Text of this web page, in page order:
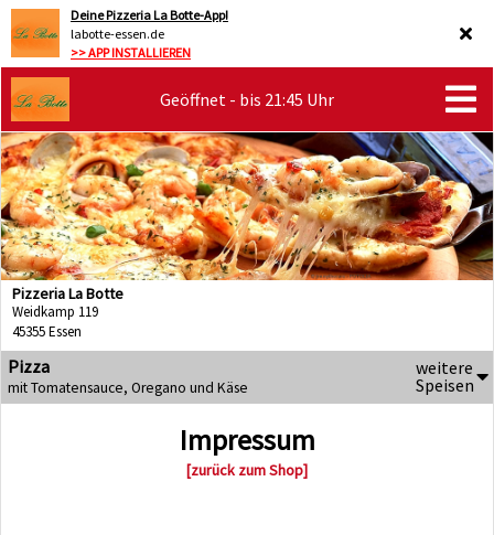
Deine Pizzeria La Botte-App!
labotte-essen.de
>> APP INSTALLIEREN
Geöffnet - bis 21:45 Uhr
Pizzeria La Botte
Weidkamp 119
45355 Essen
Pizza
mit Tomatensauce, Oregano und Käse
weitere
Speisen
Impressum
[zurück zum Shop]